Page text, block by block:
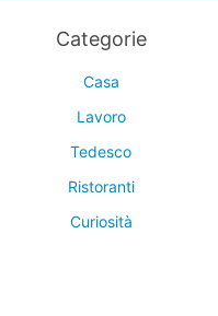
Categorie
Casa
Lavoro
Tedesco
Ristoranti
Curiosità